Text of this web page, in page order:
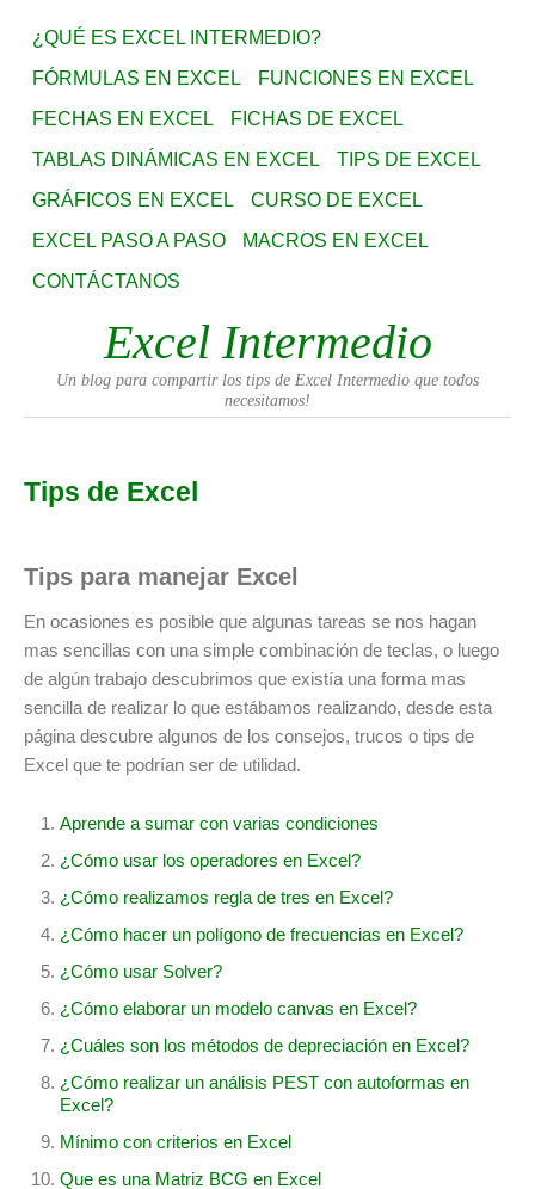
¿QUÉ ES EXCEL INTERMEDIO?
FÓRMULAS EN EXCEL
FUNCIONES EN EXCEL
FECHAS EN EXCEL
FICHAS DE EXCEL
TABLAS DINÁMICAS EN EXCEL
TIPS DE EXCEL
GRÁFICOS EN EXCEL
CURSO DE EXCEL
EXCEL PASO A PASO
MACROS EN EXCEL
CONTÁCTANOS
Excel Intermedio
Un blog para compartir los tips de Excel Intermedio que todos
necesitamos!
Tips de Excel
Tips para manejar Excel
En ocasiones es posible que algunas tareas se nos hagan
mas sencillas con una simple combinación de teclas, o luego
de algún trabajo descubrimos que existía una forma mas
sencilla de realizar lo que estábamos realizando, desde esta
página descubre algunos de los consejos, trucos o tips de
Excel que te podrían ser de utilidad.
Aprende a sumar con varias condiciones
¿Cómo usar los operadores en Excel?
¿Cómo realizamos regla de tres en Excel?
¿Cómo hacer un polígono de frecuencias en Excel?
¿Cómo usar Solver?
¿Cómo elaborar un modelo canvas en Excel?
¿Cuáles son los métodos de depreciación en Excel?
¿Cómo realizar un análisis PEST con autoformas en
Excel?
Mínimo con criterios en Excel
Que es una Matriz BCG en Excel